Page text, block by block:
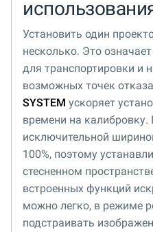
Установить один
несколько. Это
для транспортировки и
возможных точек
SYSTEM ускоряет
времени на калибровку.
исключительной
100%, поэтому
стесненном
встроенных функций
можно легко, в режиме
подстраивать